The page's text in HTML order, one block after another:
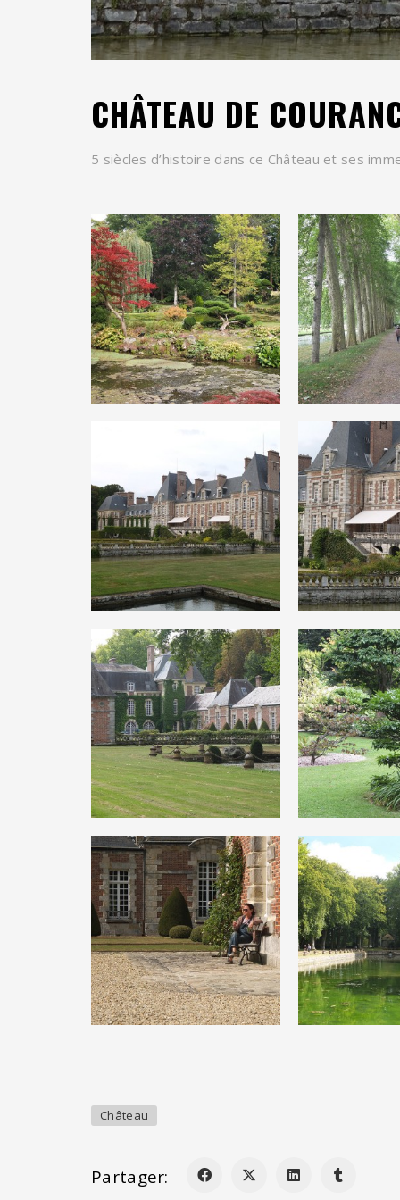
CHÂTEAU DE
5 siècles d’histoire dans ce Château et ses
Château
Partager: